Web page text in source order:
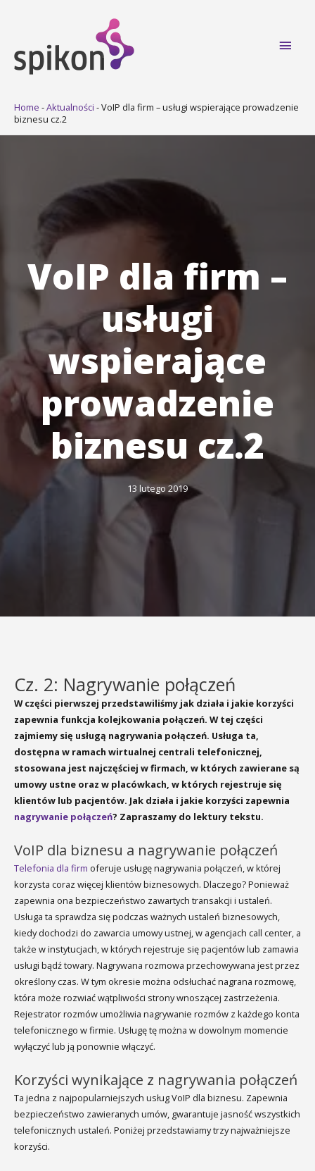
Main
Home -Aktualności -VoIP dla firm – usługi wspierające prowadzenie
biznesu cz.2
VoIP dla firm –
usługi
wspierające
prowadzenie
biznesu cz.2
13 lutego 2019
Cz. 2: Nagrywanie połączeń
W części pierwszej przedstawiliśmy jak działa i jakie korzyści
zapewnia funkcja kolejkowania połączeń. W tej części
zajmiemy się usługą nagrywania połączeń. Usługa ta,
dostępna w ramach wirtualnej centrali telefonicznej,
stosowana jest najczęściej w firmach, w których zawierane są
umowy ustne oraz w placówkach, w których rejestruje się
klientów lub pacjentów. Jak działa i jakie korzyści zapewnia
nagrywanie połączeń? Zapraszamy do lektury tekstu.
VoIP dla biznesu a nagrywanie połączeń
Telefonia dla firm oferuje usługę nagrywania połączeń, w której
korzysta coraz więcej klientów biznesowych. Dlaczego? Ponieważ
zapewnia ona bezpieczeństwo zawartych transakcji i ustaleń.
Usługa ta sprawdza się podczas ważnych ustaleń biznesowych,
kiedy dochodzi do zawarcia umowy ustnej, w agencjach call center, a
także w instytucjach, w których rejestruje się pacjentów lub zamawia
usługi bądź towary. Nagrywana rozmowa przechowywana jest przez
określony czas. W tym okresie można odsłuchać nagrana rozmowę,
która może rozwiać wątpliwości strony wnoszącej zastrzeżenia.
Rejestrator rozmów umożliwia nagrywanie rozmów z każdego konta
telefonicznego w firmie. Usługę tę można w dowolnym momencie
wyłączyć lub ją ponownie włączyć.
Korzyści wynikające z nagrywania połączeń
Ta jedna z najpopularniejszych usług VoIP dla biznesu. Zapewnia
bezpieczeństwo zawieranych umów, gwarantuje jasność wszystkich
telefonicznych ustaleń. Poniżej przedstawiamy trzy najważniejsze
korzyści.